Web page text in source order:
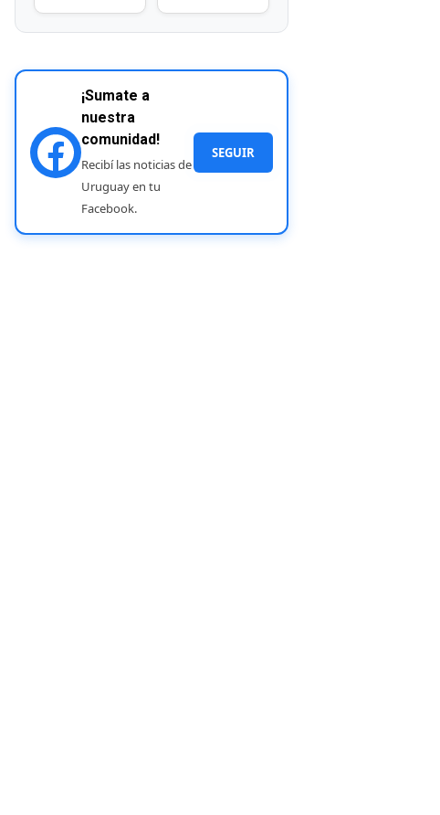
¡Sumate a
nuestra
comunidad!
Recibí las noticias de
Uruguay en tu
Facebook.
SEGUIR